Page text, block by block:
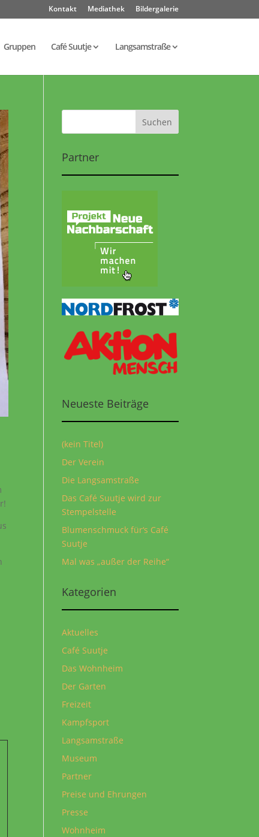
Kontakt Mediathek Bildergalerie
Gruppen Café Suutje Langsamstraße
Partner
Neueste Beiträge
(kein Titel)
Der Verein
Die Langsamstraße
Das Café Suutje wird zur
Stempelstelle
Blumenschmuck für‘s Café
Suutje
Mal was „außer der Reihe“
Kategorien
Aktuelles
Café Suutje
Das Wohnheim
Der Garten
Freizeit
Kampfsport
Langsamstraße
Museum
Partner
Preise und Ehrungen
Presse
Wohnheim